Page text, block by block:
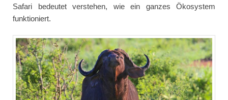
Safari bedeutet verstehen, wie ein ganzes Ökosystem
funktioniert.